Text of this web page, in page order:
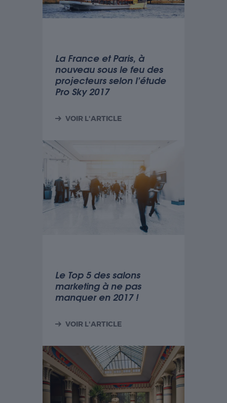
La France et Paris, à
nouveau sous le feu des
projecteurs selon l’étude
Pro Sky 2017
VOIR L'ARTICLE
Le Top 5 des salons
marketing à ne pas
manquer en 2017 !
VOIR L'ARTICLE